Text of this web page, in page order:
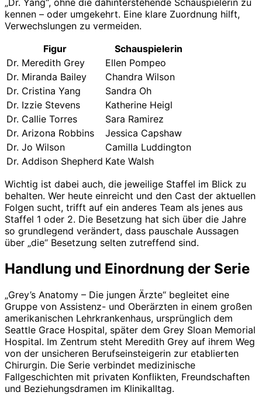
kennen – oder umgekehrt. Eine klare Zuordnung hilft,
Verwechslungen zu vermeiden.
Figur
Schauspielerin
Dr. Meredith Grey
Ellen Pompeo
Dr. Miranda Bailey
Chandra Wilson
Dr. Cristina Yang
Sandra Oh
Dr. Izzie Stevens
Katherine Heigl
Dr. Callie Torres
Sara Ramirez
Dr. Arizona Robbins
Jessica Capshaw
Dr. Jo Wilson
Camilla Luddington
Dr. Addison Shepherd Kate Walsh
Wichtig ist dabei auch, die jeweilige Staffel im Blick zu
behalten. Wer heute einreicht und den Cast der aktuellen
Folgen sucht, trifft auf ein anderes Team als jenes aus
Staffel 1 oder 2. Die Besetzung hat sich über die Jahre
so grundlegend verändert, dass pauschale Aussagen
über „die“ Besetzung selten zutreffend sind.
Handlung und Einordnung der Serie
„Grey’s Anatomy – Die jungen Ärzte“ begleitet eine
Gruppe von Assistenz- und Oberärzten in einem großen
amerikanischen Lehrkrankenhaus, ursprünglich dem
Seattle Grace Hospital, später dem Grey Sloan Memorial
Hospital. Im Zentrum steht Meredith Grey auf ihrem Weg
von der unsicheren Berufseinsteigerin zur etablierten
Chirurgin. Die Serie verbindet medizinische
Fallgeschichten mit privaten Konflikten, Freundschaften
und Beziehungsdramen im Klinikalltag.